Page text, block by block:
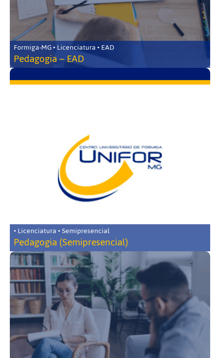
Formiga-MG • Licenciatura • EAD
Pedagogia – EAD
• Licenciatura • Semipresencial
Pedagogia (Semipresencial)